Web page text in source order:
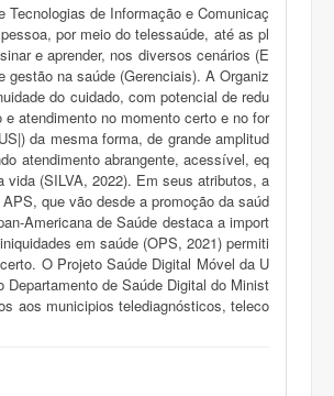
de Informação e Comunicaç
por meio do telessaúde, até as pl
e aprender, nos diversos cenários (E
na saúde (Gerenciais). A Organiz
do cuidado, com potencial de redu
atendimento no momento certo e no for
da mesma forma, de grande amplitud
atendimento abrangente, acessível, eq
vida (SILVA, 2022). Em seus atributos, a
que vão desde a promoção da saúd
Americana de Saúde destaca a import
em saúde (OPS, 2021) permiti
O Projeto Saúde Digital Móvel da U
de Saúde Digital do Minist
aos municipios telediagnósticos, teleco